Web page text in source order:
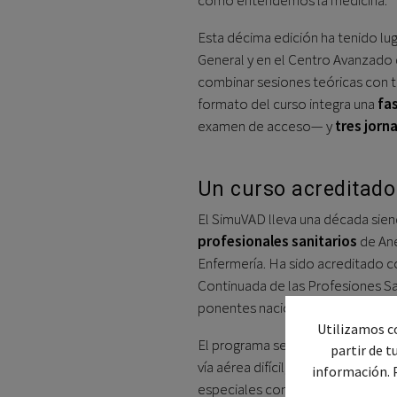
Esta décima edición ha tenido
General y en el Centro
combinar sesiones teóricas con
formato del curso integra una
examen de acceso— ytres
Un curso
El SimuVAD lleva una década
profesionales sanitarios de
Enfermería. Ha sido acreditado
Continuada de las Profesiones
ponentes nacionales e
El programa se articula en torno a
vía aérea difícil, dispositivos
especiales con apoyo de
Utilizamos
partir de
información.